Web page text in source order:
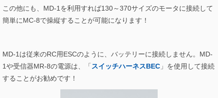
この他にも、MD-1を利用すれば130～370サイズのモータに接続して
簡単にMC-8で操縦することが可能になります！
MD-1は従来のRC用ESCのように、バッテリーに接続しません。MD-
1や受信器MR-8の電源は、「 スイッチハーネスBEC 」を使用して接続
することがお勧めです！